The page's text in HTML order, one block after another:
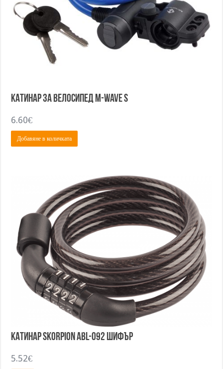
Катинар за велосипед M-Wave S
6.60€
Добавяне в количката
Катинар SKORPION Abl-092 шифър
5.52€